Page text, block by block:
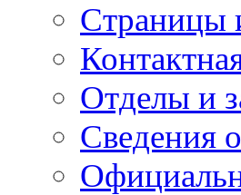
Страницы
Отделы и
Сведения